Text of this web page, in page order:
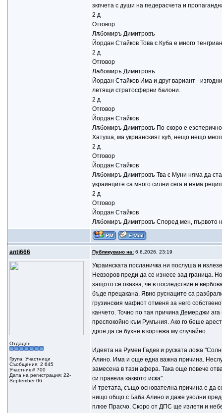
зкпчета с души на педерасчета и
2 д
Отговор
Лѫбомиръ Димитровъ
Йордан Стайков Това с Куба е много
2 д
Отговор
Лѫбомиръ Димитровъ
Йордан Стайков Има и друг вариант -
летящи стратосферни балони.
2 д
Отговор
Йордан Стайков
Лѫбомиръ Димитровъ По-скоро е
Хатуша, ма укрианският куб, нещо нещо
2 д
Отговор
Йордан Стайков
Лѫбомиръ Димитровъ Тва с Муни няма да
украинците са много силни сега и няма
2 д
Отговор
Йордан Стайков
Лѫбомиръ Димитровъ Според мен, първото
anti666 Публикувано на:6.6.2026, 23:19
Отдаден
Група: Участници
Съобщения: 2 645
Участник # 700
Дата на регистрация: 22-
September 06
Украинската посланичка ни послуша и
Невзоров преди да се изнесе зад граница.
защото се оказва, че в последствие e
бъде прецакана. Явно руснаците са
грузинския мафиот отменя за него
канчето. Точно по тая причина Демерджи
преспокойно към Румъния. Ако го беше
дрон да се бухне в кортежа му случайно.
Идеята на Румен Гадев и руската ложа
Алино. Има и още една важна причина.
замесена в тази афера. Така още повече
си правела каквото иска".
И третата, също основателна причина е да
нищо общо с Баба Алино и даже уволни
плюе Прасчо. Скоро от ДПС ще излети и